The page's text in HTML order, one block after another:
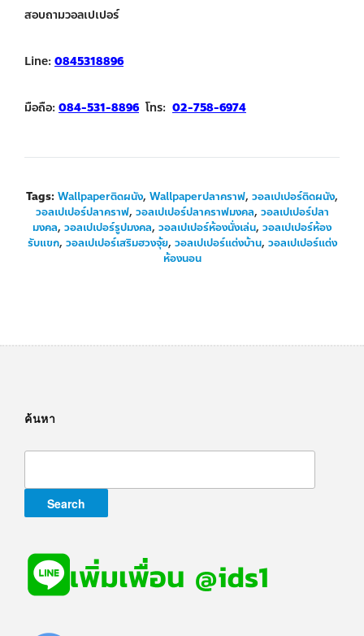
สอบถามวอลเปเปอร์
Line: 0845318896
มือถือ: 084-531-8896 โทร: 02-758-6974
Tags: Wallpaperติดผนัง, Wallpaperปลาคราฟ, วอลเปเปอร์ติดผนัง,
วอลเปเปอร์ปลาคราฟ, วอลเปเปอร์ปลาคราฟมงคล, วอลเปเปอร์ปลา
มงคล, วอลเปเปอร์รูปมงคล, วอลเปเปอร์ห้องนั่งเล่น, วอลเปเปอร์ห้อง
รับแขก, วอลเปเปอร์เสริมฮวงจุ้ย, วอลเปเปอร์แต่งบ้าน, วอลเปเปอร์แต่ง
ห้องนอน
ค้นหา